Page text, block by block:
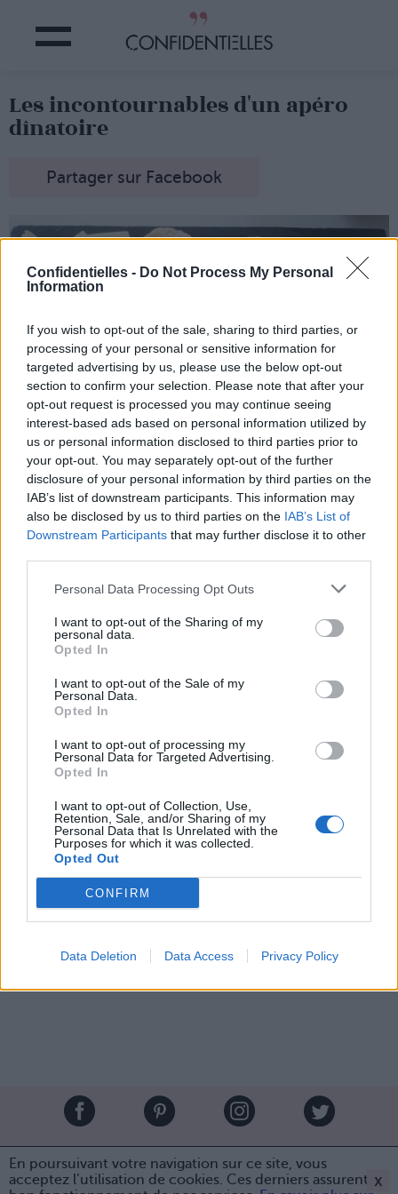
Confidentielles - Do Not Process My Personal
Information
If you wish to opt-out of the sale, sharing to third parties, or
processing of your personal or sensitive information for
targeted advertising by us, please use the below opt-out
section to confirm your selection. Please note that after your
opt-out request is processed you may continue seeing
interest-based ads based on personal information utilized by
us or personal information disclosed to third parties prior to
your opt-out. You may separately opt-out of the further
disclosure of your personal information by third parties on the
IAB’s list of downstream participants. This information may
also be disclosed by us to third parties on the IAB’s List of
Downstream Participants that may further disclose it to other
Personal Data Processing Opt Outs
I want to opt-out of the Sharing of my
personal data.
Opted In
I want to opt-out of the Sale of my
Personal Data.
Opted In
I want to opt-out of processing my
Personal Data for Targeted Advertising.
Opted In
I want to opt-out of Collection, Use,
Retention, Sale, and/or Sharing of my
Personal Data that Is Unrelated with the
Purposes for which it was collected.
Opted Out
CONFIRM
Data Deletion Data Access Privacy Policy
En poursuivant votre navigation sur ce site, vous
acceptez l’utilisation de cookies. Ces derniers assurent le
x
Les incontournables d'un apéro
dînatoire
Partager sur Facebook
Tout le monde à sa place dans votre apéro dinatoire. Le
fromage et le dessert inclus.
des fromages que tout le monde aime. Mélangez pâte
molle et pâte dure. Si vous voulez faire encore une fois
dans le light favorisez la pâte molle car moins grasse.
Pour les desserts, si vous n’avez pas le temps, optez pour
des petites pâtisseries chez votre boulanger. Sinon faites
un ou deux gâteaux puis découpez-les. Vous pouvez
autre parfum pour ajuster le tout et aussi pour vos
convives qui ne veulent pas d’un dessert trop lourd.
Image précédente
L'abus d'alcool est dangereux pour la santé. A
consommer avec modération.
Crédits photos :Pinterest
Partager sur Facebook
Brandeploy Qui sommes-nous ? Presse
Annonceur
Mentions légales
Contact